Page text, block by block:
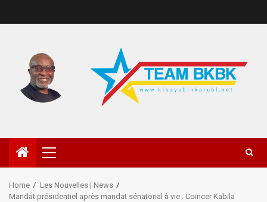
Home
Les Nouvelles | News
Mandat présidentiel après mandat sénatorial à vie : Coincer Kabila